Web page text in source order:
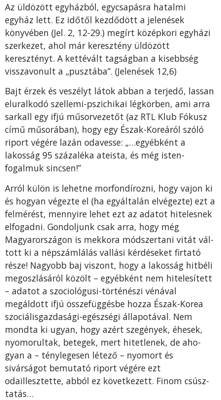
Az üldözött egyházból, egycsapásra hatalmi
egyház lett. Ez időtől kezdődött a jelenések
könyvében (Jel. 2, 12-29.) megírt középkori egyházi
szerkezet, ahol már keresztény üldözött
keresztényt. A kettévált tagságban a kisebbség
visszavonult a „pusztába”. (Jelenések 12,6)
Bajt érzek és veszélyt látok abban a terjedő, lassan
eluralkodó szel­lemi-pszichikai légkörben, ami arra
sarkall egy ifjú műsorvezetőt (az RTL Klub Fókusz
című mű­sorában), hogy egy Észak-Koreá­ról szóló
riport végére lazán oda­vesse: „…egyébként a
lakosság 95 százaléka ateista, és még isten­
fogalmuk sincsen!”
Arról külön is lehetne morfon­dírozni, hogy vajon ki
és hogyan végezte el (ha egyáltalán elvégez­te) ezt a
felmérést, mennyire le­het ezt az adatot hitelesnek
el­fogadni. Gondoljunk csak arra, hogy még
Magyarországon is mekkora módszertani vitát vál­
tott ki a népszámlálás vallási kér­déseket firtató
része! Nagyobb baj viszont, hogy a lakosság hitbéli
megoszlásáról közölt – egyébként nem hitelesített
– ada­tot a szociológusi-történészi vé­nával
megáldott ifjú összefüggés­be hozza Észak-Korea
szociális­gazdasági-egészségi állapotával. Nem
mondta ki ugyan, hogy azért szegények, éhesek,
nyomorultak, betegek, mert hitetlenek, de aho­
gyan a – ténylegesen létező – nyo­mort és
sivárságot bemutató ri­port végére ezt
odaillesztette, ab­ból ez következett. Finom csúsz­
tatás…